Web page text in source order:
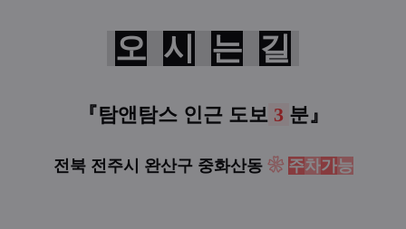
오 시 는 길
『탐앤탐스 인근 도보 3 분』
전북 전주시 완산구 중화산동 ❀ 주차가능